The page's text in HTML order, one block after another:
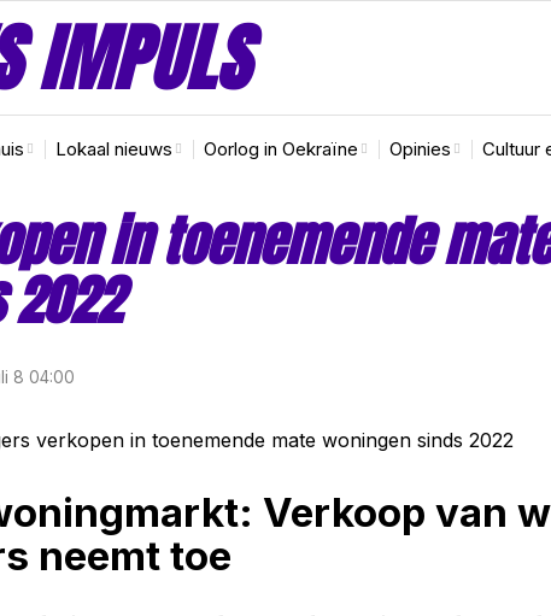
IMPULS
Lokaal nieuws Oorlog in Oekraïne Opinies Cultuur
in toenemende
8 04:00
Verkoop van
neemt toe